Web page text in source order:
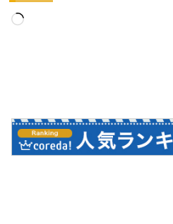
読